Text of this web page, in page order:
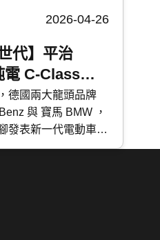
2026-04-26
代】平治
C-Class｜
全面比較
德國兩大龍頭品牌
與 寶馬 BMW ，
發表新一代電動車，
電 i3 。今次 快而保
牌如何詮釋未來電動
的你，究竟應該如何